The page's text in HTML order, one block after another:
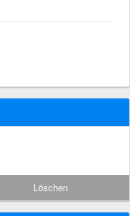
Löschen